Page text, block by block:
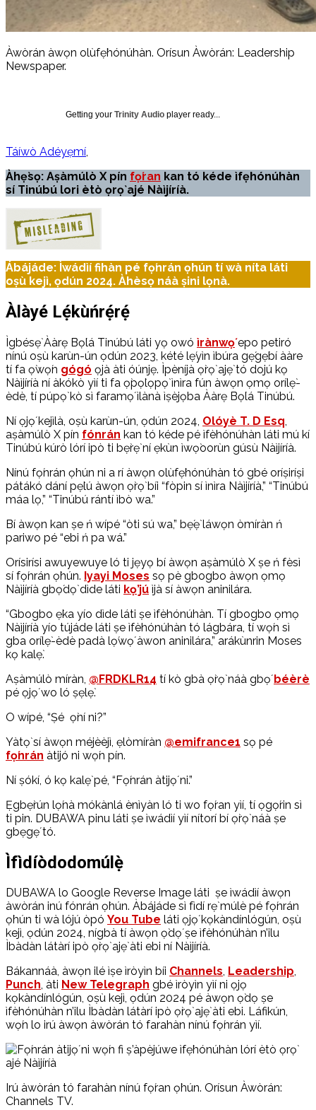
Àwòrán àwọn olùfẹ̀hónúhàn. Orísun Àwòrán: Leadership
Newspaper.
Getting your Trinity Audio player ready...
Táíwò Adéyẹmí
Àhẹ̀sọ: Aṣàmúlò X pín fọ́ran kan tó kéde ìfẹ̀hónúhàn
sí Tinúbú lori ètò ọrọ̀ ajé Nàìjíríà.
Ábájáde: Ìwádìí fihàn pé fọ́nrán ọ̀hún tí wà níta láti
oṣù kejì, ọdún 2024. Àhèsọ náà ṣini lọnà.
Àlàyé Lẹ́kùńrẹ́rẹ́
Ìgbésẹ̀ Ààrẹ Bọ́lá Tinúbú láti yọ owó ìrànwọ́epo petiró
nínú oṣù karùn-ún ọdún 2023, kété lẹ́yìn ìbúra gẹ́gẹ́bí ààre
tí fa ọ̀wọ́n gógó ọjà àti óúnjẹ. Ìpèníjà ọ̀rọ̀ ajẹ̀ tó dojú kọ
Nàìjíríà ní àkókò yìí ti fa ọ̀pọ̀lọpọ̀ ìnìra fún àwọn ọmọ orílẹ̀-
èdè, tí púpọ̀ kò sì faramọ́ ìlànà ìṣèjọba Ààrẹ Bọ́lá Tinúbú.
Ní ọjọ́ kejìlà, oṣù karùn-ún, ọdún 2024, Olóyè T. D Esq
aṣàmúlò X pín fónrán kan tó kéde pé ìfèhónúhàn láti mú kí
Tinúbú kúrò lórí ipò ti bẹ̀rẹ̀ ní ẹkùn ìwọ̀oorùn gúsù Nàìjíríà.
Nínú fọ́nrán ọ̀hún ni a rí àwọn olùfẹ̀hónúhàn tó gbé oríṣiríṣi
pátákó dání pẹ̀lú àwọn ọ̀rọ̀ bíi “fòpin sí ìnìra Nàìjíríà,” “Tinúbú
máa lọ,” “Tinúbú rántí ìbò wa.”
Bí àwọn kan ṣe ń wípé “òti sú wa,” bẹ́ẹ̀ láwọn òmíràn ń
pariwo pé “ebi ń pa wá.”
Orísirísi awuyewuye ló ti jẹyọ bí àwọn aṣàmúlò X ṣe ń fèsì
sí fọ́nrán ọ̀hún. Iyayi Moses sọ pè gbogbo àwọn ọmọ
Nàìjíríà gbọ́dọ̀ dìde láti kọ’jú ìjà sí àwọn aninilára.
“Gbogbo ẹ̀ka yío dìde láti ṣe ìfèhónúhàn. Tí gbogbo ọmọ
Nàìjíríà yío tújáde láti ṣe ìfèhónúhàn tó lágbára, tí wọ́n sì
gba orílẹ̀-èdè padà lọ́wọ́ àwon aninilára,” arákùnrin Moses
kọ kalẹ̀.
Aṣàmúlò míràn, @FRDKLR14 tí kò gbà ọ̀rọ̀ náà gbọ́béèrè
pé ọjọ́ wo ló ṣẹlẹ̀.
O wípé, “Ṣé ọ̀ní ni?”
Yàtọ̀ sí àwọn méjèèjì, ẹlòmíràn @emifrance1 sọ pé
fọ́nrán àtijó ni wọ́n pín.
Ní ṣókí, ó kọ kalẹ̀ pé, “Fọ́nrán àtijọ́ ni.”
Ẹgbẹ̀rún lọ́nà mókànlá ènìyàn ló ti wo fọ́ran yìí, tí ọgọ́rin sì
ti pin. DUBAWA pinu láti ṣe ìwádìí yìí nítorí bí ọ̀rọ̀ náà ṣe
gbẹgẹ́ tó.
Ìfìdíòdodomúlẹ̀
DUBAWA lo Google Reverse Image láti ṣe ìwádìí àwọn
àwòrán inú fónrán ọ̀hún. Àbájáde sì fìdí rẹ̀ múlè pé fọ́nrán
ọ̀hún ti wà lójú òpó You Tube láti ọjọ́ kọkàndínlógún, oṣù
kejì, ọdún 2024, nígbà tí àwọn ọ̀dọ́ ṣe ìfèhónúhàn n’ilu
Ìbàdàn látàrí ipò ọ̀rọ̀ ajẹ̀ àti ebi ní Nàìjíríà.
Bákannáà, àwọn ilé ìṣe ìròyìn bíi Channels, Leadership,
Punch, àti New Telegraph gbé ìròyìn yìí ni ọjọ
kọkàndínlógún, oṣù kejì, ọdún 2024 pé àwọn ọ̀dọ ṣe
ìfèhónúhàn n’ilu Ìbàdàn látàrí ipò ọ̀rọ̀ ajẹ̀ àti ebi. Láfikún,
wọ́n lo irú àwọn àwòrán tó farahàn nínú fọ́nrán yìí.
Irú àwòrán tó farahàn nínú fọ́ran ọ̀hún. Orísun Àwòrán:
Channels TV.